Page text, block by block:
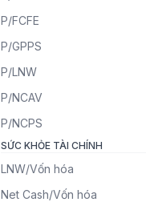
P/FCFE
P/GPPS
P/LNW
P/NCAV
P/NCPS
SỨC KHỎE TÀI CHÍNH
LNW/Vốn hóa
Net Cash/Vốn hóa